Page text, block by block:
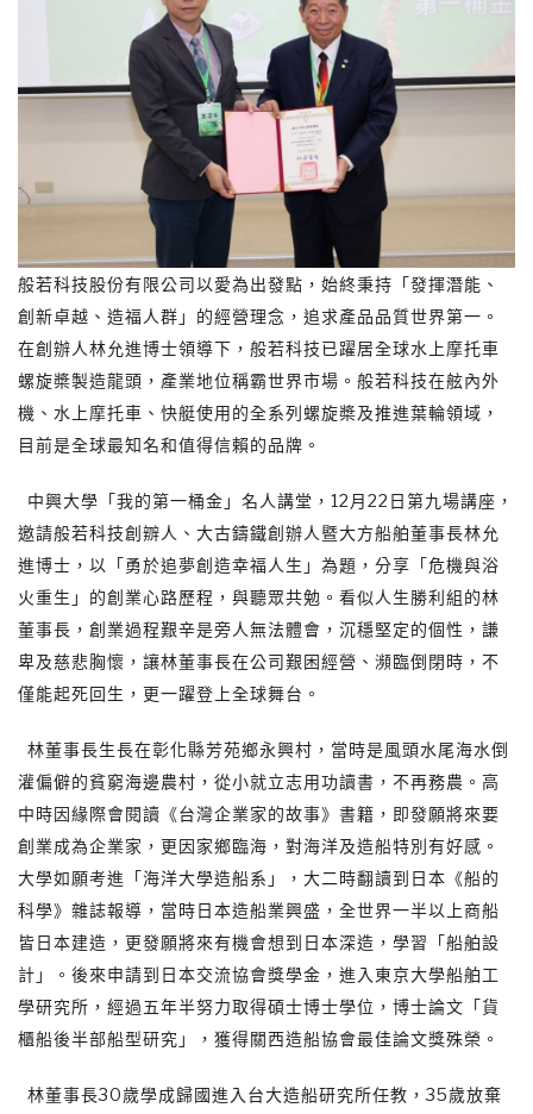
般若科技股份有限公司以愛為出發點，始終秉持「發揮潛能、
創新卓越、造福人群」的經營理念，追求產品品質世界第一。
在創辦人林允進博士領導下，般若科技已躍居全球水上摩托車
螺旋槳製造龍頭，產業地位稱霸世界市場。般若科技在舷內外
機、水上摩托車、快艇使用的全系列螺旋槳及推進葉輪領域，
目前是全球最知名和值得信賴的品牌。
中興大學「我的第一桶金」名人講堂，12月22日第九場講座，
邀請般若科技創辧人、大古鑄鐵創辦人暨大方船舶董事長林允
進博士，以「勇於追夢創造幸福人生」為題，分享「危機與浴
火重生」的創業心路歷程，與聽眾共勉。看似人生勝利組的林
董事長，創業過程艱辛是旁人無法體會，沉穩堅定的個性，謙
卑及慈悲胸懷，讓林董事長在公司艱困經營、瀕臨倒閉時，不
僅能起死回生，更一躍登上全球舞台。
林董事長生長在彰化縣芳苑鄉永興村，當時是風頭水尾海水倒
灌偏僻的貧窮海邊農村，從小就立志用功讀書，不再務農。高
中時因緣際會閱讀《台灣企業家的故事》書籍，即發願將來要
創業成為企業家，更因家鄉臨海，對海洋及造船特別有好感。
大學如願考進「海洋大學造船系」，大二時翻讀到日本《船的
科學》雜誌報導，當時日本造船業興盛，全世界一半以上商船
皆日本建造，更發願將來有機會想到日本深造，學習「船舶設
計」。後來申請到日本交流協會獎學金，進入東京大學船舶工
學研究所，經過五年半努力取得碩士博士學位，博士論文「貨
櫃船後半部船型研究」，獲得關西造船協會最佳論文獎殊榮。
林董事長30歲學成歸國進入台大造船研究所任教，35歲放棄